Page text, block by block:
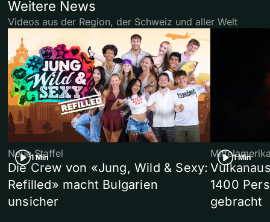
Weitere News
Videos aus der Region, der Schweiz und aller Welt
1 Min
Neue Staffel
Die Crew von «Jung, Wild & Sexy:
Refilled» macht Bulgarien
unsicher
1 Min
1400
gebracht